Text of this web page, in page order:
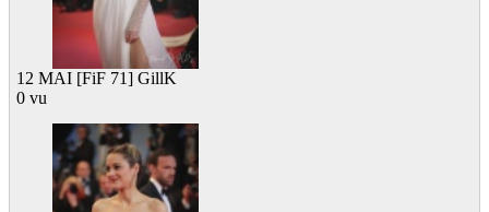
12 MAI [FiF 71] GillK
0 vu